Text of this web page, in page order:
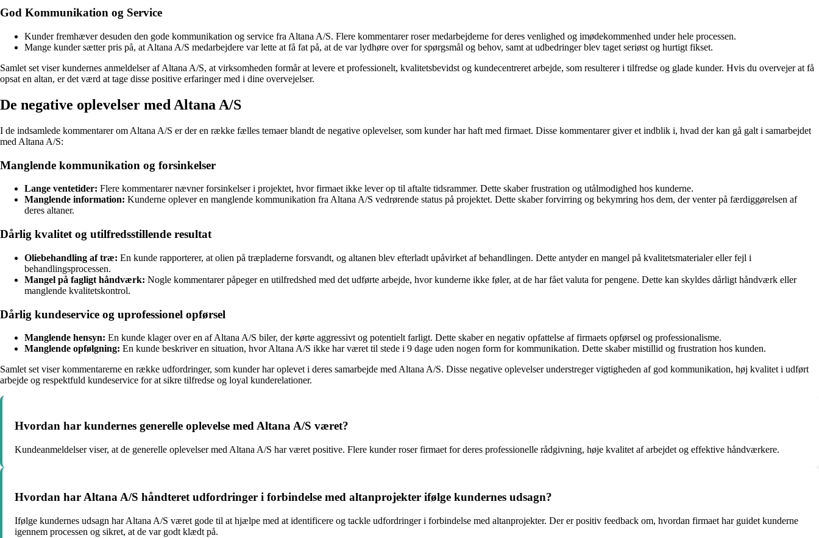
God Kommunikation og Service
Kunder fremhæver desuden den gode kommunikation og service fra Altana A/S. Flere kommentarer roser medarbejderne for deres venlighed og imødekommenhed under hele processen.
Mange kunder sætter pris på, at Altana A/S medarbejdere var lette at få fat på, at de var lydhøre over for spørgsmål og behov, samt at udbedringer blev taget seriøst og hurtigt fikset.
Samlet set viser kundernes anmeldelser af Altana A/S, at virksomheden formår at levere et professionelt, kvalitetsbevidst og kundecentreret arbejde, som resulterer i tilfredse og glade kunder. Hvis du overvejer at få
opsat en altan, er det værd at tage disse positive erfaringer med i dine overvejelser.
De negative oplevelser med Altana A/S
I de indsamlede kommentarer om Altana A/S er der en række fælles temaer blandt de negative oplevelser, som kunder har haft med firmaet. Disse kommentarer giver et indblik i, hvad der kan gå galt i samarbejdet
med Altana A/S:
Manglende kommunikation og forsinkelser
Lange ventetider: Flere kommentarer nævner forsinkelser i projektet, hvor firmaet ikke lever op til aftalte tidsrammer. Dette skaber frustration og utålmodighed hos kunderne.
Manglende information: Kunderne oplever en manglende kommunikation fra Altana A/S vedrørende status på projektet. Dette skaber forvirring og bekymring hos dem, der venter på færdiggørelsen af
deres altaner.
Dårlig kvalitet og utilfredsstillende resultat
Oliebehandling af træ: En kunde rapporterer, at olien på træpladerne forsvandt, og altanen blev efterladt upåvirket af behandlingen. Dette antyder en mangel på kvalitetsmaterialer eller fejl i
behandlingsprocessen.
Mangel på fagligt håndværk: Nogle kommentarer påpeger en utilfredshed med det udførte arbejde, hvor kunderne ikke føler, at de har fået valuta for pengene. Dette kan skyldes dårligt håndværk eller
manglende kvalitetskontrol.
Dårlig kundeservice og uprofessionel opførsel
Manglende hensyn: En kunde klager over en af Altana A/S biler, der kørte aggressivt og potentielt farligt. Dette skaber en negativ opfattelse af firmaets opførsel og professionalisme.
Manglende opfølgning: En kunde beskriver en situation, hvor Altana A/S ikke har været til stede i 9 dage uden nogen form for kommunikation. Dette skaber mistillid og frustration hos kunden.
Samlet set viser kommentarerne en række udfordringer, som kunder har oplevet i deres samarbejde med Altana A/S. Disse negative oplevelser understreger vigtigheden af god kommunikation, høj kvalitet i udført
arbejde og respektfuld kundeservice for at sikre tilfredse og loyal kunderelationer.
Hvordan har kundernes generelle oplevelse med Altana A/S været?
Kundeanmeldelser viser, at de generelle oplevelser med Altana A/S har været positive. Flere kunder roser firmaet for deres professionelle rådgivning, høje kvalitet af arbejdet og effektive håndværkere.
Hvordan har Altana A/S håndteret udfordringer i forbindelse med altanprojekter ifølge kundernes udsagn?
Ifølge kundernes udsagn har Altana A/S været gode til at hjælpe med at identificere og tackle udfordringer i forbindelse med altanprojekter. Der er positiv feedback om, hvordan firmaet har guidet kunderne
igennem processen og sikret, at de var godt klædt på.